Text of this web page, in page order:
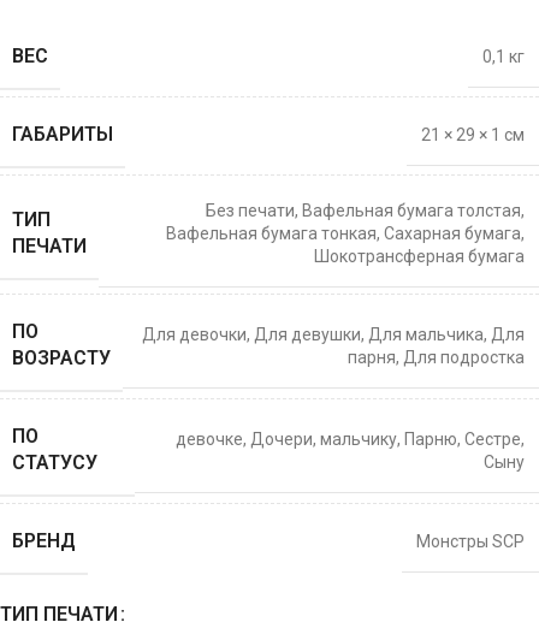
ВЕС 0,1 кг
ГАБАРИТЫ 21 × 29 × 1 см
ТИП
ПЕЧАТИ
Без печати, Вафельная бумага толстая,
Вафельная бумага тонкая, Сахарная бумага,
Шокотрансферная бумага
ПО
ВОЗРАСТУ
Для девочки, Для девушки, Для мальчика, Для
парня, Для подростка
ПО
СТАТУСУ
девочке, Дочери, мальчику, Парню, Сестре,
Сыну
БРЕНД Монстры SCP
ТИП ПЕЧАТИ